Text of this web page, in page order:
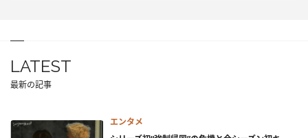
LATEST
最新の記事
エンタメ